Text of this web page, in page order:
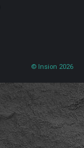
© Insion 2026